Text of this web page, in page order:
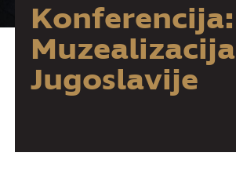
Konferencija:
Muzealizacija
Jugoslavije